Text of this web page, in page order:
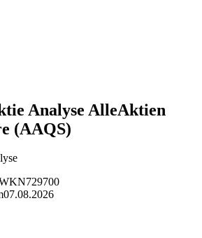
Analyse AlleAktien
(AAQS)
729700
07.08.2026